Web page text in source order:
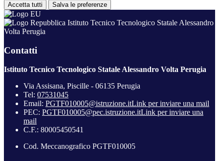
Accetta tutti Salva le preferenze
Istituto Tecnico Tecnologico Statale Alessandro
Volta Perugia
Contatti
Istituto Tecnico Tecnologico Statale Alessandro Volta Perugia
Via Assisana, Piscille - 06135 Perugia
Tel: 07531045
Email: PGTF010005@istruzione.itLink per inviare una mail
PEC: PGTF010005@pec.istruzione.itLink per inviare una
mail
C.F.: 80005450541
Cod. Meccanografico PGTF010005